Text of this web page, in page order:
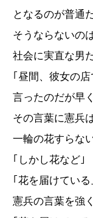
となるのが普通だ
そうならないの
社会に実直な男
｢昼間、彼女の
言ったのだが早
その言葉に憲兵
一輪の花すらない
｢しかし花など｣
｢花を届けている
憲兵の言葉を強